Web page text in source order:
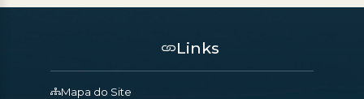
Links
Mapa do Site